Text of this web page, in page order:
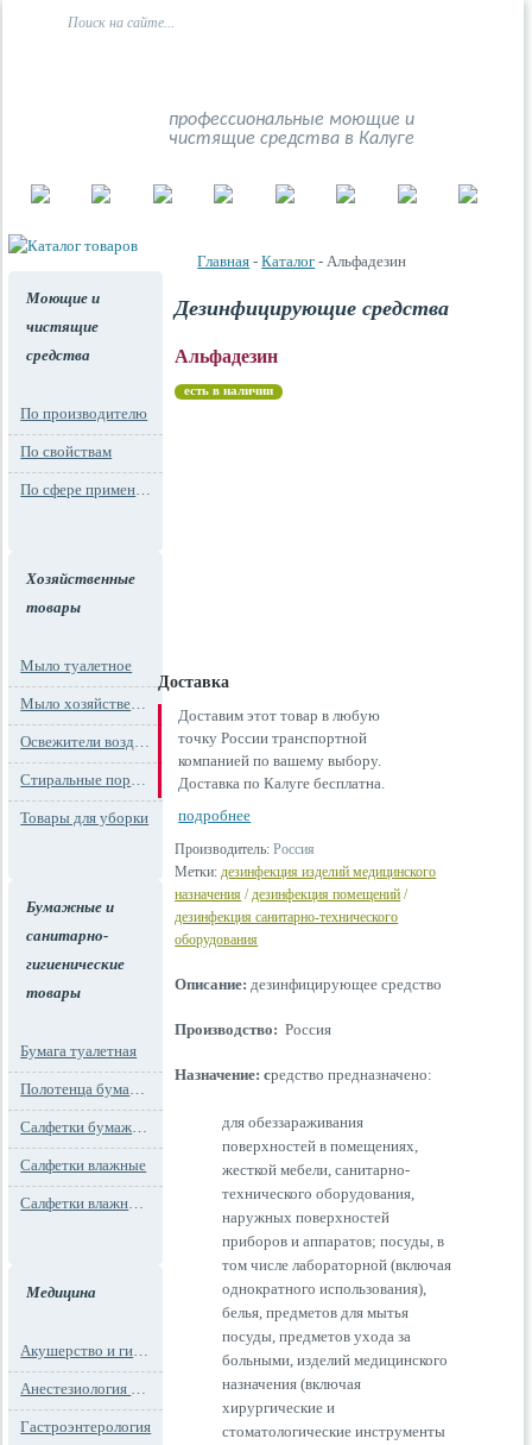
профессиональные моющие и
чистящие средства в Калуге
Моющие и
чистящие
средства
По производителю
По свойствам
По сфере применения
Хозяйственные
товары
Мыло туалетное
Мыло хозяйственное
Освежители воздуха
Стиральные порошки
Товары для уборки
Бумажные и
санитарно-
гигиенические
товары
Бумага туалетная
Полотенца бумажные
Салфетки бумажные
Салфетки влажные
Салфетки влажные технического назначения
Медицина
Акушерство и гинекология
Анестезиология и реанимация
Гастроэнтерология
Главная -Каталог - Альфадезин
Дезинфицирующие средства
Альфадезин
есть в наличии
Доставка
Доставим этот товар в любую
точку России транспортной
компанией по вашему выбору.
Доставка по Калуге бесплатна.
подробнее
Производитель: Россия
Метки: дезинфекция изделий медицинского
назначения /дезинфекция помещений /
дезинфекция санитарно-технического
оборудования
Описание: дезинфицирующее средство
Производство: Россия
Назначение: средство предназначено:
для обеззараживания
поверхностей в помещениях,
жесткой мебели, санитарно-
технического оборудования,
наружных поверхностей
приборов и аппаратов; посуды, в
том числе лабораторной (включая
однократного использования),
белья, предметов для мытья
посуды, предметов ухода за
больными, изделий медицинского
назначения (включая
хирургические и
стоматологические инструменты